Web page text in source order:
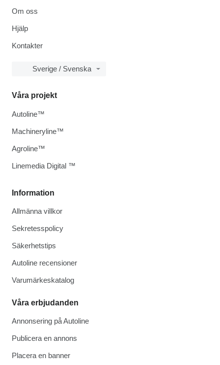
Om oss
Hjälp
Kontakter
Sverige / Svenska
Information
Allmänna villkor
Sekretesspolicy
Säkerhetstips
Autoline recensioner
Varumärkeskatalog
Våra erbjudanden
Annonsering på Autoline
Publicera en annons
Placera en banner
Våra projekt
Autoline™
Machineryline™
Agroline™
Linemedia Digital ™